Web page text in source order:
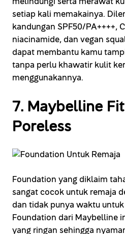
setiap kali memakainya.
kandungan SPF50/PA++++,
niacinamide, dan vegan
dapat membantu kamu
tanpa perlu khawatir kulit
menggunakannya.
7. Maybelline
Poreless
Foundation yang diklaim
sangat cocok untuk remaja
dan tidak punya waktu
Foundation dari Maybelline
yang ringan sehingga